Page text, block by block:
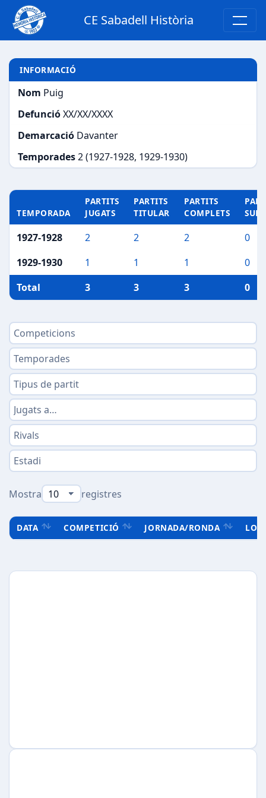
CE Sabadell Història
INFORMACIÓ
Nom Puig
DefuncióXX/XX/XXXX
Demarcació Davanter
Temporades2 (1927-1928, 1929-1930)
TEMPORADA
PARTITS
JUGATS
PARTITS
TITULAR
PARTITS
COMPLETS
1927-1928 2 2 2
0
1929-1930
1 1 1
0
Total
3 3 3 0
Mostra registres
DATA COMPETICIÓ JORNADA/RONDA